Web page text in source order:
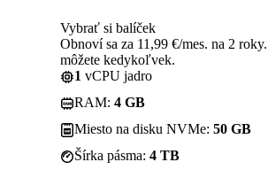
Vybrať si balíček
Obnoví sa za 11,99 €/mes. na 2
môžete kedykoľvek.
1 vCPU jadro
RAM: 4 GB
Miesto na disku NVMe: 50 GB
Šírka pásma: 4 TB